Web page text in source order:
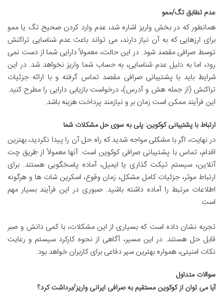
عدم تطابق تگ/ممو
همانطور که در بخش واریز اشاره شد، عدم وارد کردن صحیح تگ یا ممو
برای ارزهایی که به آن نیاز دارند، می تواند باعث عدم شناسایی تراکنش
توسط صرافی مقصد شود. در این حالت، معمولاً دارایی شما از دست نمی
رود، اما به دلیل عدم شناسایی، به حساب شما واریز نخواهد شد. در این
شرایط باید با پشتیبانی صرافی مقصد تماس گرفته و با ارائه جزئیات
تراکنش (از جمله هش و آدرس)، درخواست بازیابی دارایی را مطرح کنید.
این فرآیند ممکن است زمان بر و نیازمند پرداخت هزینه باشد.
ارتباط با پشتیبانی کوکوین: پلی به سوی حل مشکلات شما
در نهایت، اگر با مشکلی مواجه شدید که راه حل آن را پیدا نکردید، بهترین
اقدام، تماس با پشتیبانی صرافی کوکوین است. آنها معمولاً از طریق چت
آنلاین، سیستم تیکت گذاری یا ایمیل، آماده پاسخگویی هستند. برای
ارتباط موثر، جزئیات کامل مشکل، زمان وقوع، اسکرین شات ها و هرگونه
اطلاعات مرتبط را آماده داشته باشید. صبوری در این فرآیند بسیار مهم
است.
تجربه نشان داده است که بسیاری از این مشکلات، با کمی دانش و صبر
قابل حل هستند. در این مسیر، آگاهی از نحوه کارکرد سیستم و رعایت
نکات امنیتی، همواره بهترین سپر دفاعی برای کاربران خواهد بود.
سوالات متداول
آیا می توان از کوکوین مستقیم به صرافی ایرانی واریز/برداشت کرد؟